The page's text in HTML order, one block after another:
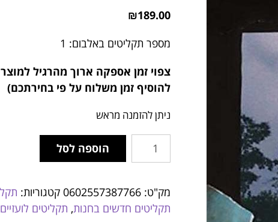
₪189.00
מספר תקליטים באלבום: 1
צפוי זמן אספקה ארוך מהרגיל
להוסיף זמן משלוח על פי בחירתכם)
ניתן להזמנה מראש
הוספה לסל
מק"ט: 0602557387766 קטגוריות:
תקליטים חדשים בחנות, תקליטים לועזיים